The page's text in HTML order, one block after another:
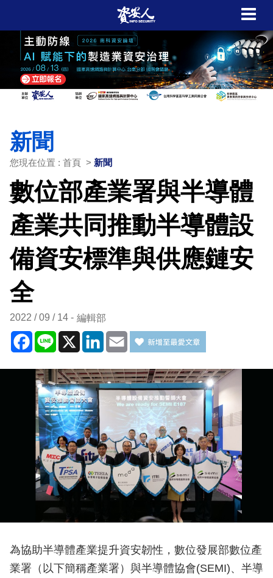
新聞
您現在位置 : 首頁 > 新聞
數位部產業署與半導體
產業共同推動半導體設
備資安標準與供應鏈安
全
2022 / 09 / 14 編輯部
Facebook
Line X LinkedIn
Email
為協助半導體產業提升資安韌性，數位發展部數位產
業署（以下簡稱產業署）與半導體協會(SEMI)、半導